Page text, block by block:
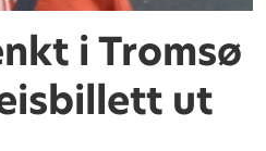
i Tromsø
ut